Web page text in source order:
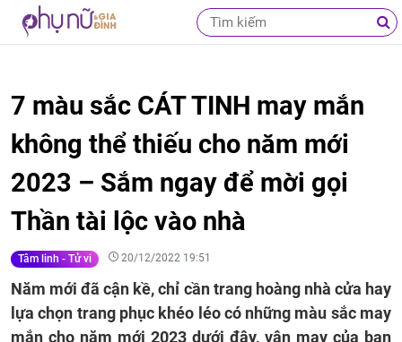
7 màu sắc CÁT TINH may mắn
không thể thiếu cho năm mới
2023 – Sắm ngay để mời gọi
Thần tài lộc vào nhà
Tâm linh - Tử vi 20/12/2022 19:51
Năm mới đã cận kề, chỉ cần trang hoàng nhà cửa hay
lựa chọn trang phục khéo léo có những màu sắc may
mắn cho năm mới 2023 dưới đây, vận may của bạn